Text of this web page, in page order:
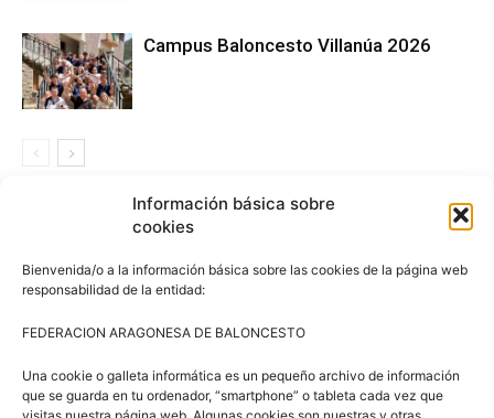
Información básica sobre
cookies
Bienvenida/o a la información básica sobre las cookies de la página web
responsabilidad de la entidad:
FEDERACION ARAGONESA DE BALONCESTO
Una cookie o galleta informática es un pequeño archivo de información
que se guarda en tu ordenador, “smartphone” o tableta cada vez que
Campus Baloncesto Villanúa 2026
Síguenos en Redes Sociales